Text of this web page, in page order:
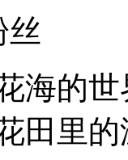
丝
海的
田里